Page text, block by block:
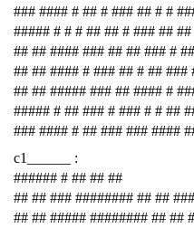
### #### # ## # ### ## # #
##### # # # ## ## # ### ##
## ## #### ### ## ## ### #
## ## #### # ### ## # ## ###
## ## ##### ### ## #### #
##### # ## ### # ### # # ##
### #### # ## ### ### ####
c1______ :
###### # ## ## ##
## ## ### ######## ## ##
## ## ##### ######## ## ##